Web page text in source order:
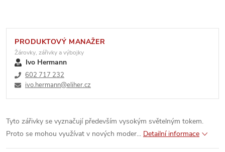
PRODUKTOVÝ MANAŽER
Žárovky, zářivky a výbojky
Ivo Hermann
602 717 232
ivo.hermann@eliher.cz
Tyto zářivky se vyznačují především vysokým světelným tokem.
Proto se mohou využívat v nových moder... Detailní informace